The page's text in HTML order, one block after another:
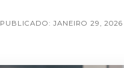
PUBLICADO: JANEIRO 29, 2026